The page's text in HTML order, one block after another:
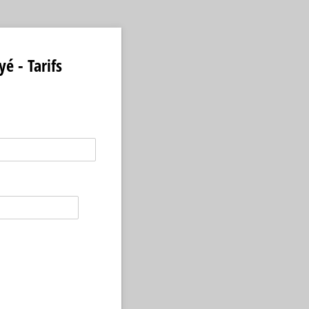
- Tarifs